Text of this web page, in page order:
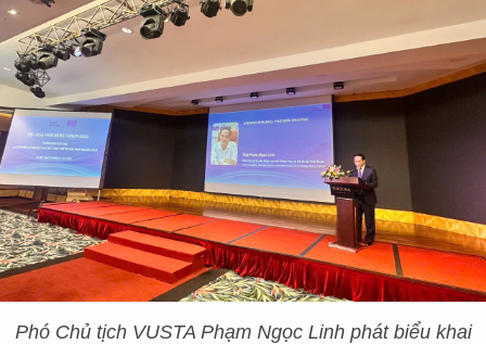
Phó Chủ tịch VUSTA Phạm Ngọc Linh phát biểu khai